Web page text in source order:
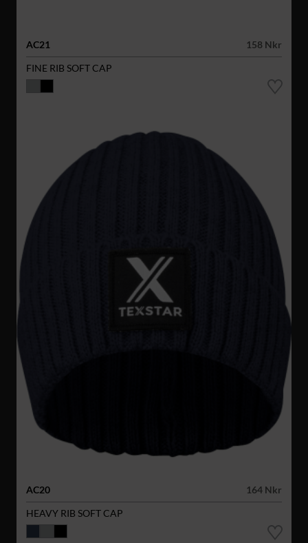
AC21
158 Nkr
FINE RIB SOFT CAP
AC20
164 Nkr
HEAVY RIB SOFT CAP